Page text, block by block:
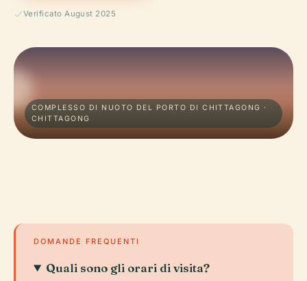
Verificato August 2025
COMPLESSO DI NUOTO DEL PORTO DI CHITTAGONG ·
CHITTAGONG
DOMANDE FREQUENTI
Quali sono gli orari di visita?